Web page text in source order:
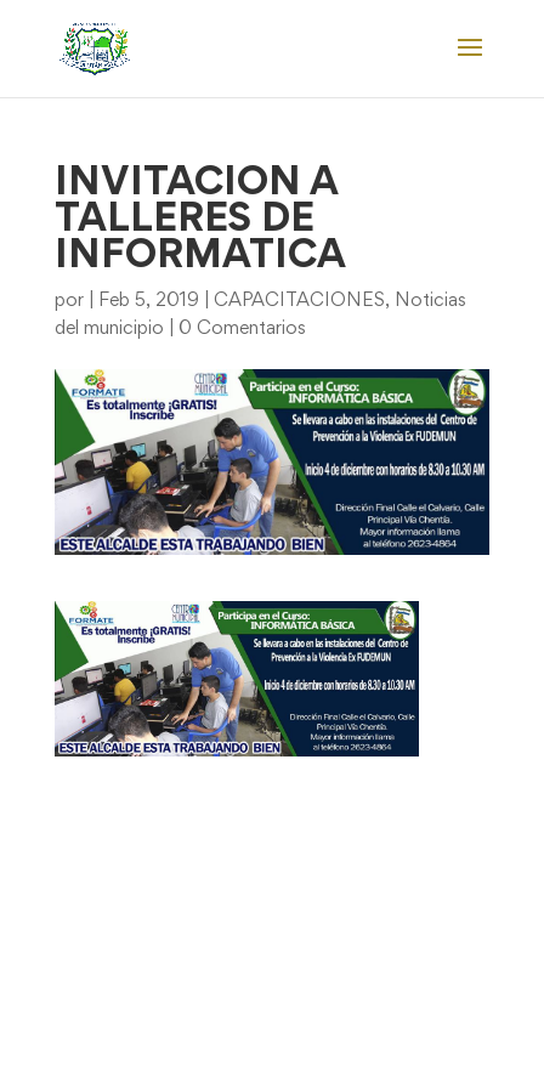
INVITACION A
TALLERES DE
INFORMATICA
por Feb 5, 2019 CAPACITACIONES,
Noticias
del municipio
0 Comentarios